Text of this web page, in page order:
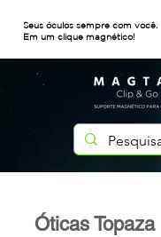
Seus óculos sempre com você.
Em um clique magnético!
Óticas Topaza